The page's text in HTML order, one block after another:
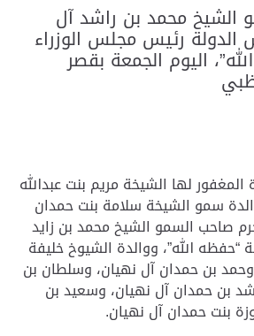
محمد بن راشد آل
رئيس مجلس الوزراء
اليوم الجمعة بقصر
لها الشيخة مريم بنت عبدالله
سمو الشيخة سلامة بنت حمدان
صاحب السمو الشيخ محمد بن زايد
“حفظه الله”، ووالدة الشيوخ خليفة
بن حمدان آل نهيان، وسلطان بن
بن حمدان آل نهيان، وسعيد بن
بنت حمدان آل نهيان.